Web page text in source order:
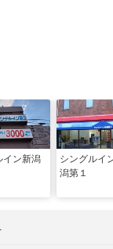
イン新潟
シングル
潟第１